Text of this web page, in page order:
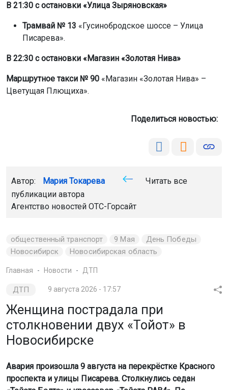
В 21:30 с остановки «Улица Зыряновская»
Трамвай № 13 «Гусинобродское шоссе – Улица
Писарева».
В 22:30 с остановки «Магазин «Золотая Нива»
Маршрутное такси № 90 «Магазин «Золотая Нива» –
Цветущая Плющиха».
Поделиться новостью:
Автор: Мария Токарева
Читать все
публикации автора
Агентство новостей ОТС-Горсайт
общественный транспорт 9 Мая
День Победы
Новосибирск
Новосибирская область
Главная Новости ДТП
ДТП 9 августа 2026 - 17:57
Женщина пострадала при
столкновении двух «Тойот» в
Новосибирске
Авария произошла 9 августа на перекрёстке Красного
проспекта и улицы Писарева. Столкнулись седан